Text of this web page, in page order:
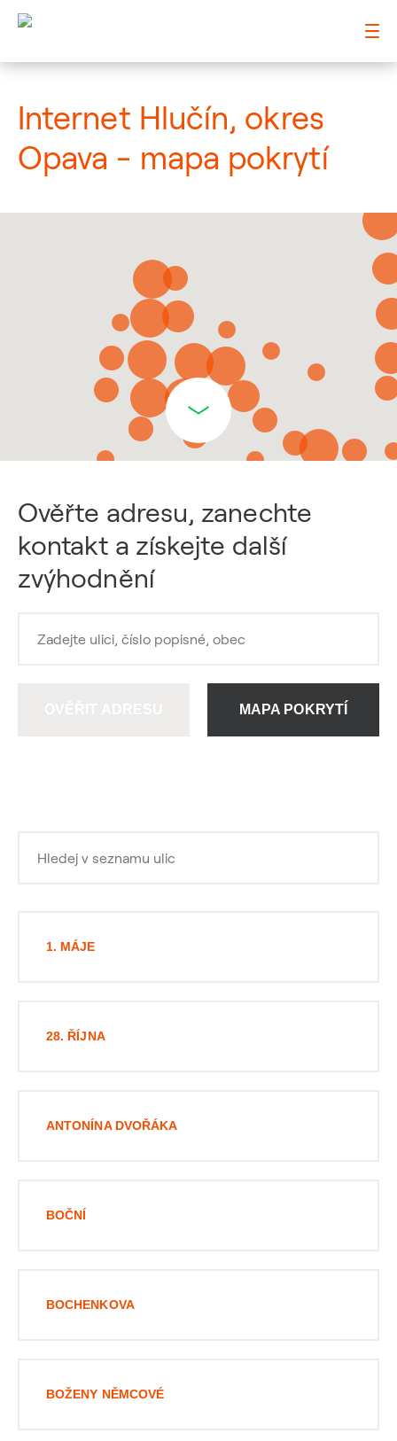
Internet Hlučín, okres
Opava - mapa pokrytí
Ověřte adresu, zanechte
kontakt a získejte další
zvýhodnění
MAPA POKRYTÍ
1. MÁJE
28. ŘÍJNA
ANTONÍNA DVOŘÁKA
BOČNÍ
BOCHENKOVA
BOŽENY NĚMCOVÉ
: Mapa pokrytí město